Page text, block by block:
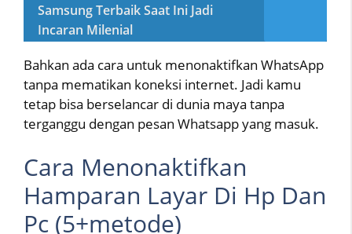
Samsung Terbaik Saat Ini Jadi
Incaran Milenial
Bahkan ada cara untuk menonaktifkan WhatsApp
tanpa mematikan koneksi internet. Jadi kamu
tetap bisa berselancar di dunia maya tanpa
terganggu dengan pesan Whatsapp yang masuk.
Cara Menonaktifkan
Hamparan Layar Di Hp Dan
Pc (5+metode)